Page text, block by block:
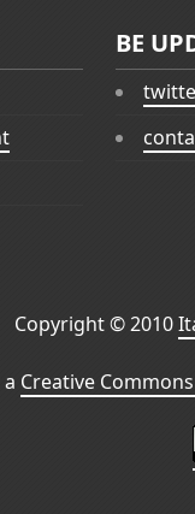
BE
Copyright © 2010
Creative